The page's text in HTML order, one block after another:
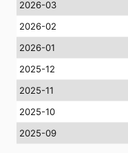
2026-03
2026-02
2026-01
2025-12
2025-11
2025-10
2025-09